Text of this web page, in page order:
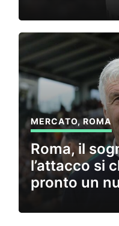
MERCATO,ROMA
Roma, il
l’attacco si
pronto un